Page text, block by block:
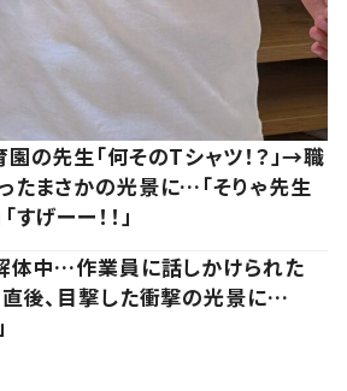
の先生「何そのTシャツ！？」→職
たまさかの光景に…「そりゃ先生
げーー！！」
体中…作業員に話しかけられた
直後、目撃した衝撃の光景に…